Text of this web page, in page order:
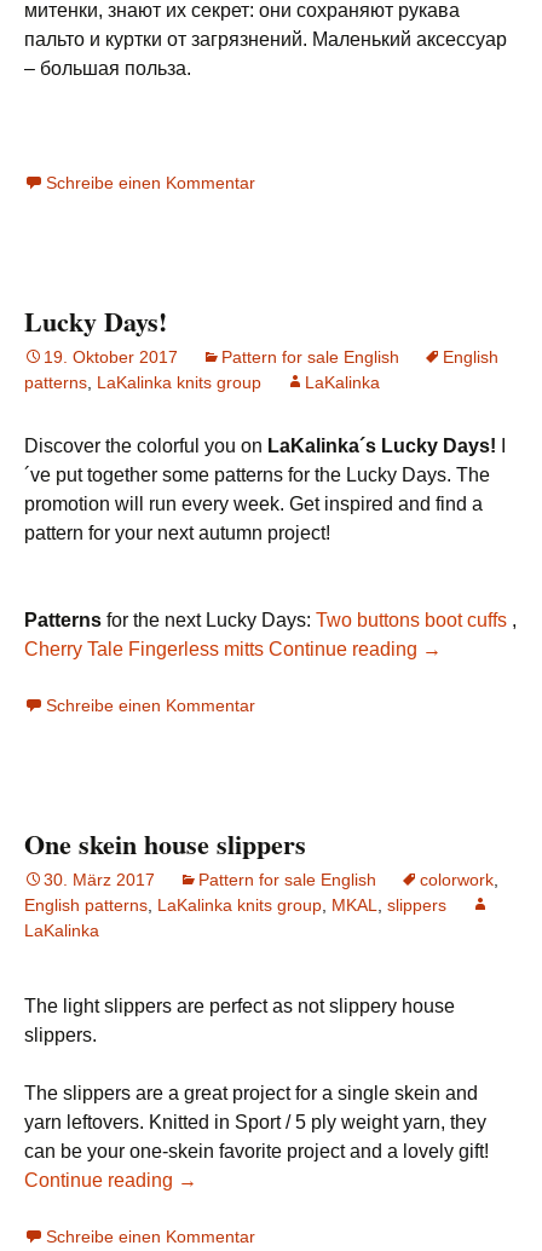
митенки, знают их секрет: они сохраняют рукава
пальто и куртки от загрязнений. Маленький аксессуар
– большая польза.
Schreibe einen Kommentar
Lucky Days!
19. Oktober 2017 Pattern for sale English
English
patterns LaKalinka knits group LaKalinka
Discover the colorful you on LaKalinka´s Lucky Days!
´ve put together some patterns for the Lucky Days. The
promotion will run every week. Get inspired and find a
pattern for your next autumn project!
Patterns for the next Lucky Days: Two buttons boot cuffs ,
Cherry Tale Fingerless mitts Continue reading →
Schreibe einen Kommentar
One skein house slippers
30. März 2017 Pattern for sale English colorwork
English patterns LaKalinka knits group MKAL
slippers
LaKalinka
The light slippers are perfect as not slippery house
slippers.
The slippers are a great project for a single skein and
yarn leftovers. Knitted in Sport / 5 ply weight yarn, they
can be your one-skein favorite project and a lovely gift!
Continue reading →
Schreibe einen Kommentar